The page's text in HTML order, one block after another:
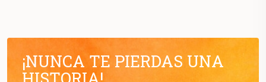
¡NUNCA TE PIERDAS UNA